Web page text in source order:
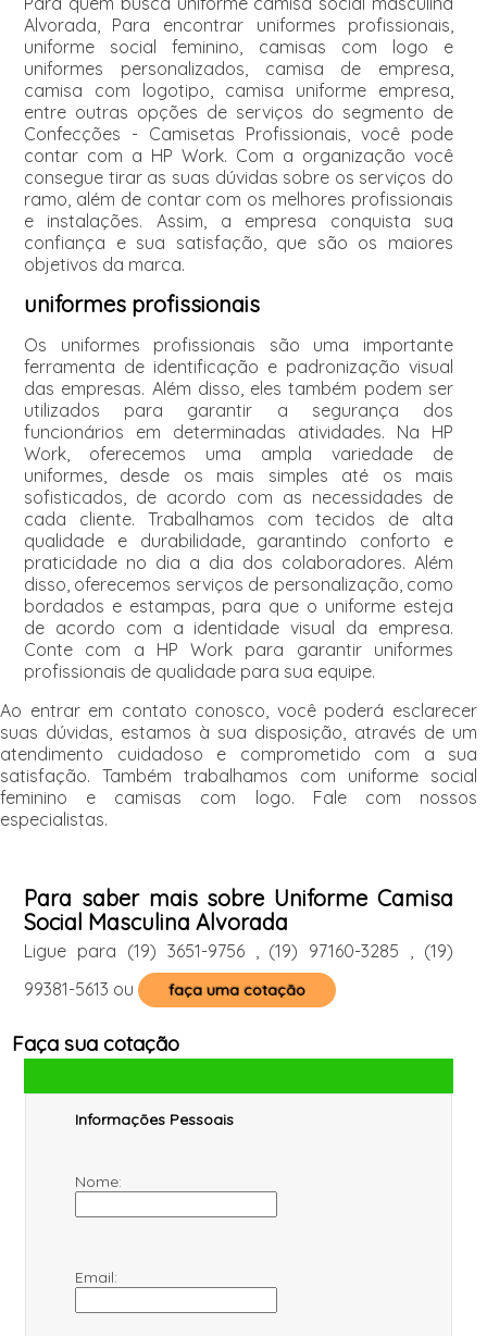
Alvorada, Para encontrar uniformes profissionais,
uniforme social feminino, camisas com logo e
uniformes personalizados, camisa de empresa,
camisa com logotipo, camisa uniforme empresa,
entre outras opções de serviços do segmento de
Confecções - Camisetas Profissionais, você pode
contar com a HP Work. Com a organização você
consegue tirar as suas dúvidas sobre os serviços do
ramo, além de contar com os melhores profissionais
e instalações. Assim, a empresa conquista sua
confiança e sua satisfação, que são os maiores
objetivos da marca.
uniformes profissionais
Os uniformes profissionais são uma importante
ferramenta de identificação e padronização visual
das empresas. Além disso, eles também podem ser
utilizados para garantir a segurança dos
funcionários em determinadas atividades. Na HP
Work, oferecemos uma ampla variedade de
uniformes, desde os mais simples até os mais
sofisticados, de acordo com as necessidades de
cada cliente. Trabalhamos com tecidos de alta
qualidade e durabilidade, garantindo conforto e
praticidade no dia a dia dos colaboradores. Além
disso, oferecemos serviços de personalização, como
bordados e estampas, para que o uniforme esteja
de acordo com a identidade visual da empresa.
Conte com a HP Work para garantir uniformes
profissionais de qualidade para sua equipe.
Ao entrar em contato conosco, você poderá esclarecer
suas dúvidas, estamos à sua disposição, através de um
atendimento cuidadoso e comprometido com a sua
satisfação. Também trabalhamos com uniforme social
feminino e camisas com logo. Fale com nossos
especialistas.
Para saber mais sobre Uniforme Camisa
Social Masculina Alvorada
Ligue para (19) 3651-9756 (19) 97160-3285
(19)
99381-5613 ou faça uma cotação
Faça sua cotação
Informações Pessoais
Nome:
Email: